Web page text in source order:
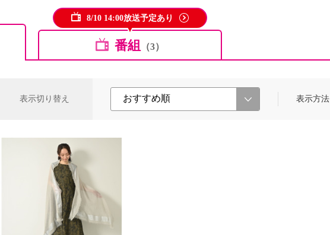
番組 （3）
8/10 14:00放送予定あり
表示切り替え 表示方法